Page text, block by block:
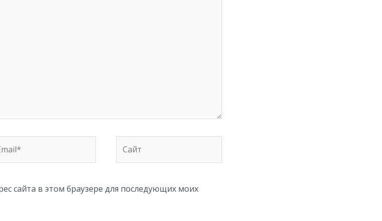
сайта в этом браузере для последующих моих